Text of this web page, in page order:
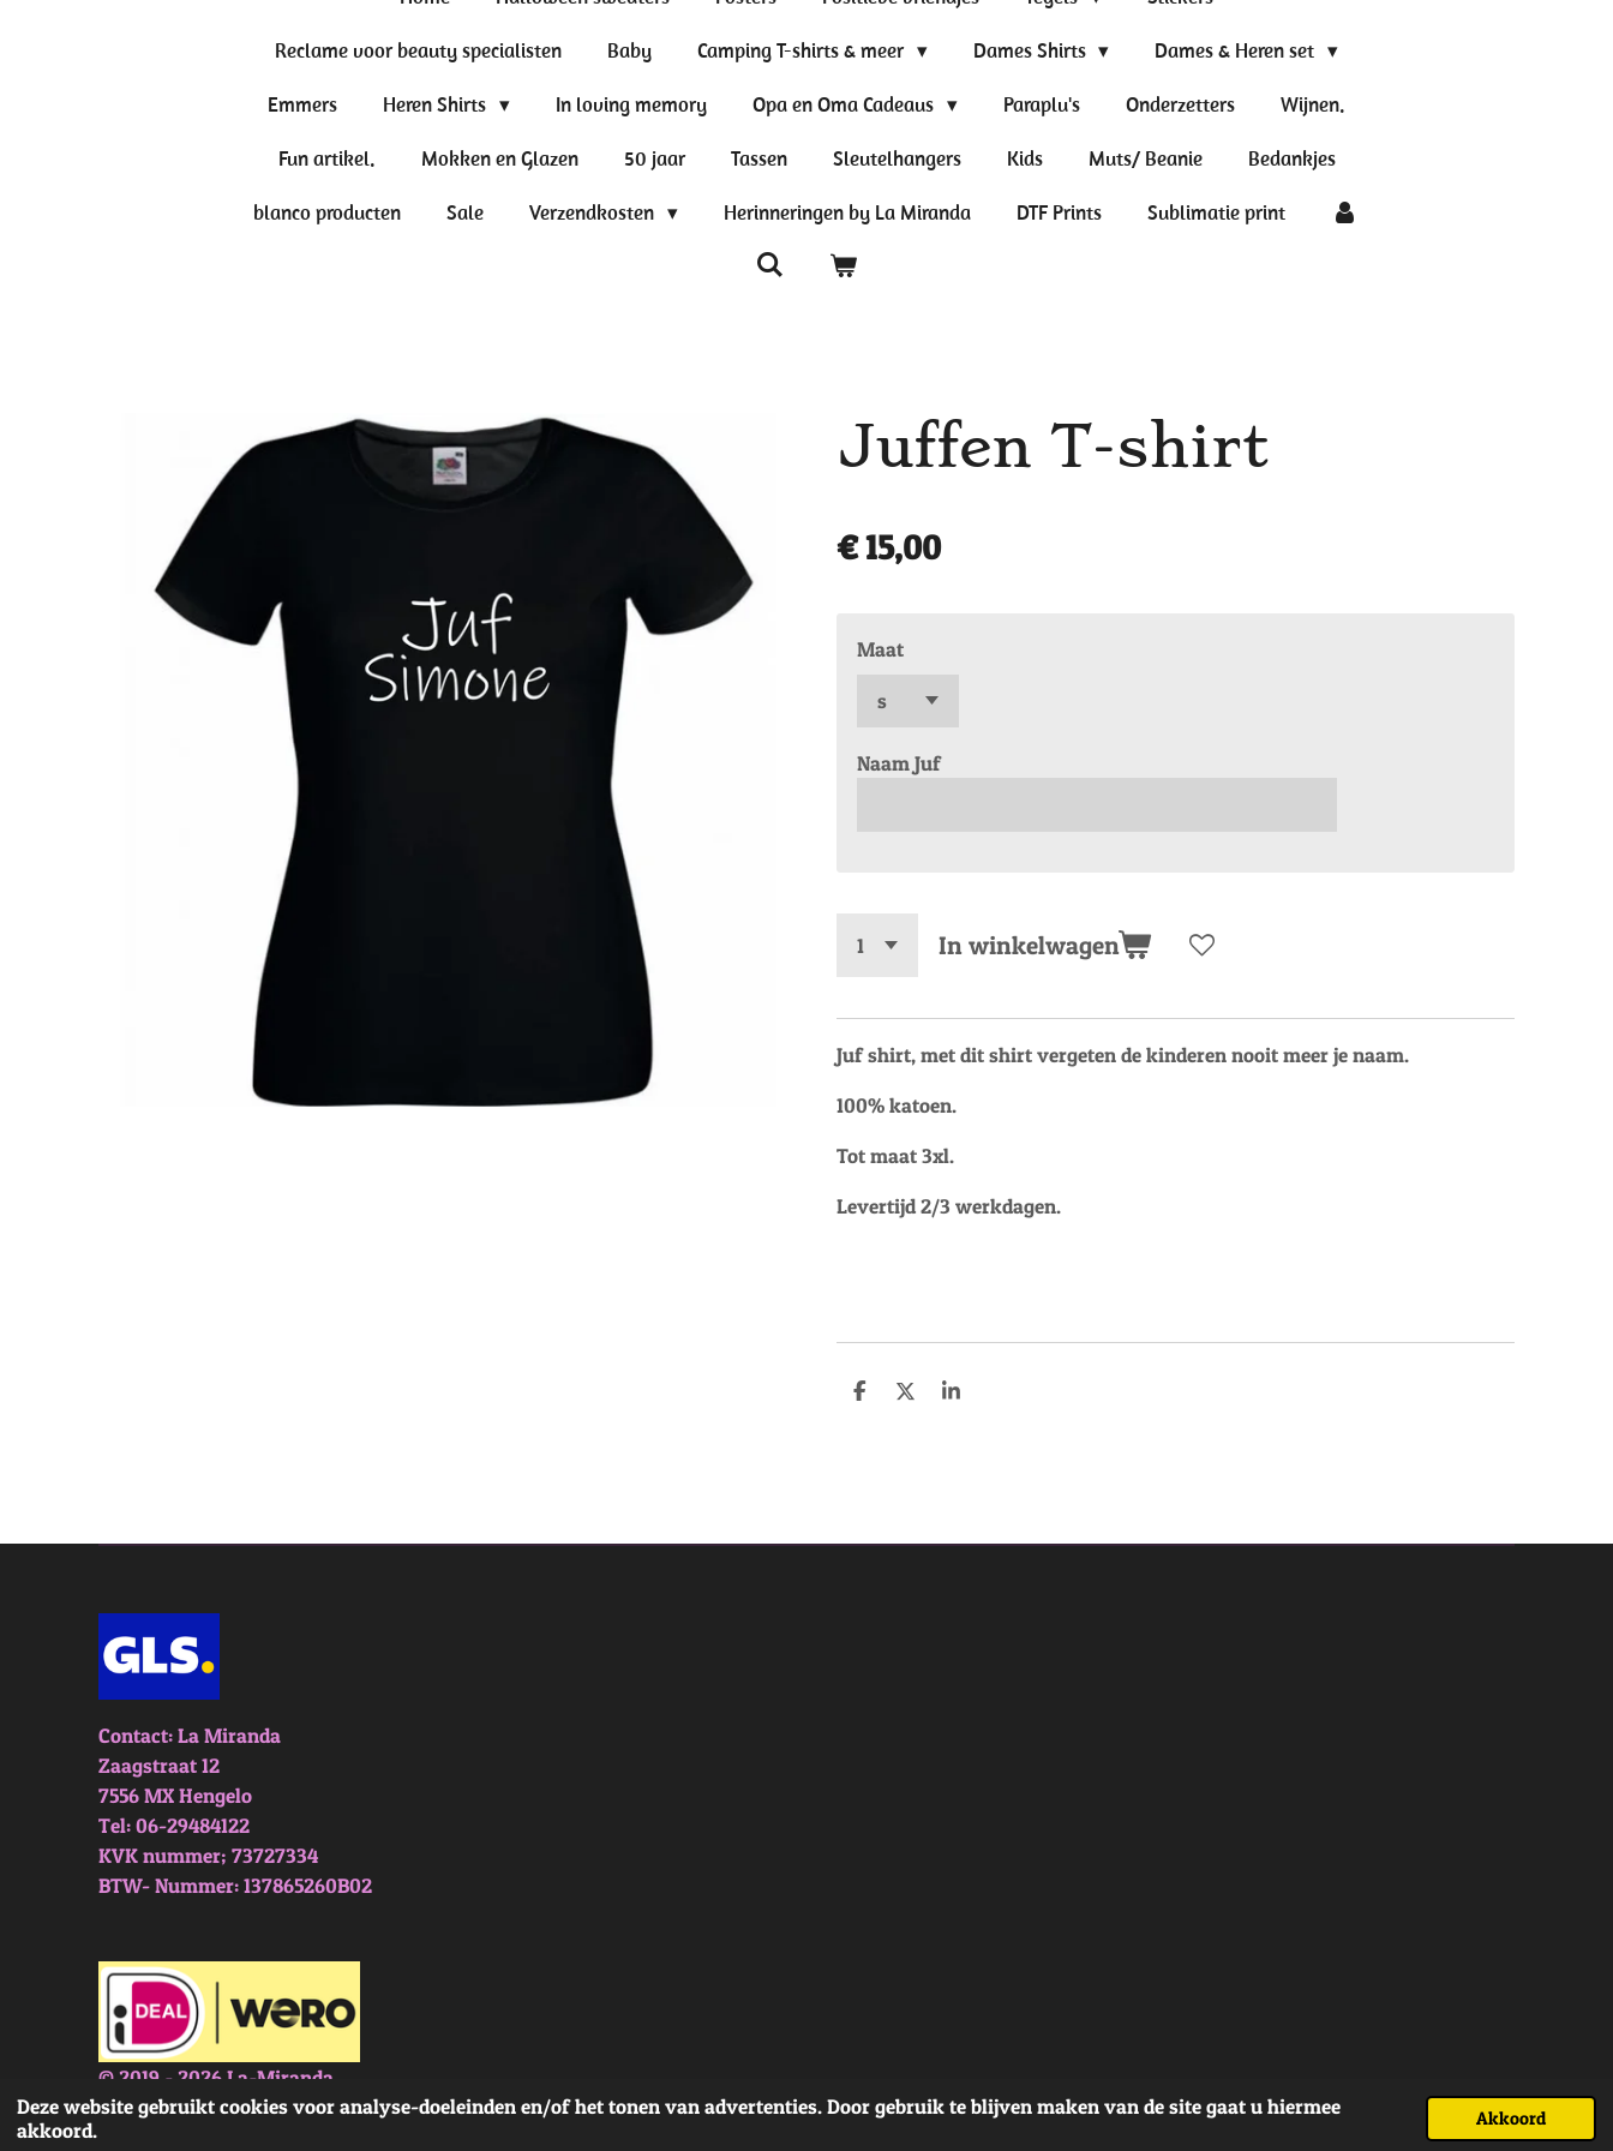
Deze website gebruikt cookies voor analyse-doeleinden en/of het tonen van advertenties. Door gebruik te blijven maken van de site gaat u hiermee
akkoord.
Akkoord
Reclame voor beauty specialisten Baby Camping T-shirts & meer Dames Shirts Dames & Heren set
Emmers Heren Shirts In loving memory Opa en Oma Cadeaus Paraplu's Onderzetters Wijnen.
Fun artikel. Mokken en Glazen 50 jaar Tassen Sleutelhangers Kids Muts/ Beanie Bedankjes
blanco producten Sale Verzendkosten Herinneringen by La Miranda DTF Prints Sublimatie print
Juffen T-shirt
€ 15,00
Maat
Naam Juf
In winkelwagen
Juf shirt, met dit shirt vergeten de kinderen nooit meer je naam.
100% katoen.
Tot maat 3xl.
Levertijd 2/3 werkdagen.
D
D
S
Contact: La Miranda
Zaagstraat 12
7556 MX Hengelo
Tel: 06-29484122
KVK nummer; 73727334
BTW- Nummer: 137865260B02
© 2019 - 2026 La-Miranda